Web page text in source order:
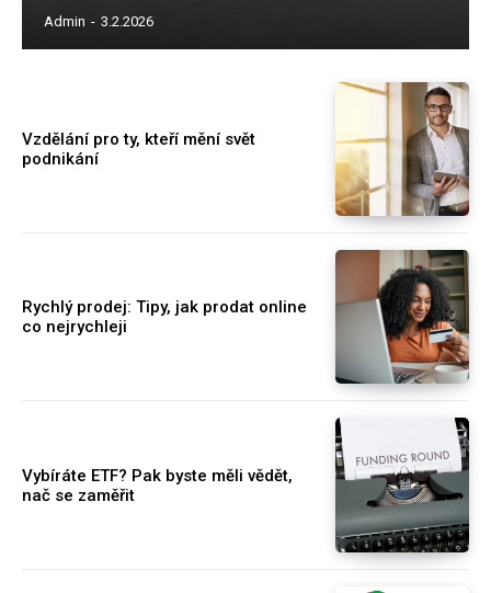
Admin - 3.2.2026
Vzdělání pro ty, kteří mění svět
podnikání
Rychlý prodej: Tipy, jak prodat online
co nejrychleji
Vybíráte ETF? Pak byste měli vědět,
nač se zaměřit